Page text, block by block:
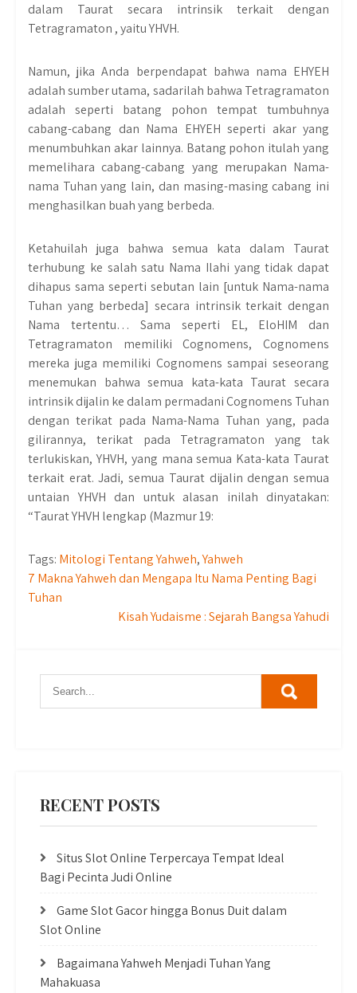
dalam Taurat secara intrinsik terkait dengan
Tetragramaton , yaitu YHVH.
Namun, jika Anda berpendapat bahwa nama EHYEH
adalah sumber utama, sadarilah bahwa Tetragramaton
adalah seperti batang pohon tempat tumbuhnya
cabang-cabang dan Nama EHYEH seperti akar yang
menumbuhkan akar lainnya. Batang pohon itulah yang
memelihara cabang-cabang yang merupakan Nama-
nama Tuhan yang lain, dan masing-masing cabang ini
menghasilkan buah yang berbeda.
Ketahuilah juga bahwa semua kata dalam Taurat
terhubung ke salah satu Nama Ilahi yang tidak dapat
dihapus sama seperti sebutan lain [untuk Nama-nama
Tuhan yang berbeda] secara intrinsik terkait dengan
Nama tertentu… Sama seperti EL, EloHIM dan
Tetragramaton memiliki Cognomens, Cognomens
mereka juga memiliki Cognomens sampai seseorang
menemukan bahwa semua kata-kata Taurat secara
intrinsik dijalin ke dalam permadani Cognomens Tuhan
dengan terikat pada Nama-Nama Tuhan yang, pada
gilirannya, terikat pada Tetragramaton yang tak
terlukiskan, YHVH, yang mana semua Kata-kata Taurat
terkait erat. Jadi, semua Taurat dijalin dengan semua
untaian YHVH dan untuk alasan inilah dinyatakan:
“Taurat YHVH lengkap (Mazmur 19:
Tags: Mitologi Tentang Yahweh,Yahweh
Post
navigation
7 Makna Yahweh dan Mengapa Itu Nama Penting Bagi
Tuhan
Kisah Yudaisme : Sejarah Bangsa Yahudi
RECENT POSTS
Situs Slot Online Terpercaya Tempat Ideal
Bagi Pecinta Judi Online
Game Slot Gacor hingga Bonus Duit dalam
Slot Online
Bagaimana Yahweh Menjadi Tuhan Yang
Mahakuasa